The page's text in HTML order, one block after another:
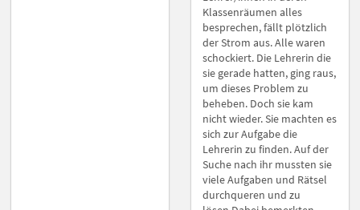
Klassenräumen alles
besprechen, fällt plötzlich
der Strom aus. Alle waren
schockiert. Die Lehrerin die
sie gerade hatten, ging raus,
um dieses Problem zu
beheben. Doch sie kam
nicht wieder. Sie machten es
sich zur Aufgabe die
Lehrerin zu finden. Auf der
Suche nach ihr mussten sie
viele Aufgaben und Rätsel
durchqueren und zu